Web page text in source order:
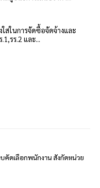
ใสในการจัดซื้อจัดจ้างและ
รร.2 และ...
คัดเลือกพนักงาน สังกัดหน่วย